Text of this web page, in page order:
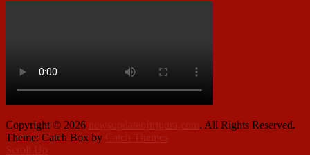
Copyright © 2026 newsupdateoftripura.com. All Rights Reserved.
Theme: Catch Box by Catch Themes
Scroll Up